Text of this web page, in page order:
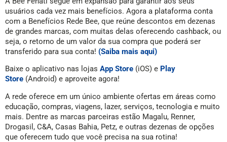
usuários cada vez mais benefícios. Agora a plataforma conta
com a Benefícios Rede Bee, que reúne descontos em dezenas
de grandes marcas, com muitas delas oferecendo cashback, ou
seja, o retorno de um valor da sua compra que poderá ser
transferido para sua conta! (Saiba mais aqui)
Baixe o aplicativo nas lojas App Store (iOS) e Play
Store (Android) e aproveite agora!
A rede oferece em um único ambiente ofertas em áreas como
educação, compras, viagens, lazer, serviços, tecnologia e muito
mais. Dentre as marcas parceiras estão Magalu, Renner,
Drogasil, C&A, Casas Bahia, Petz, e outras dezenas de opções
que oferecem tudo que você precisa na sua rotina!